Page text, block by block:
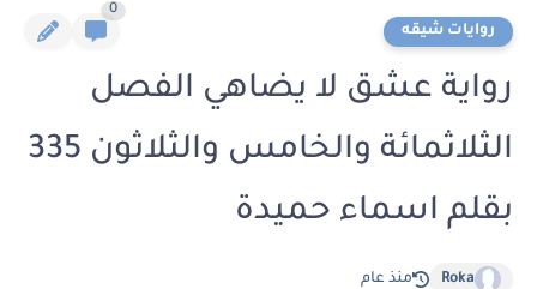
روايات شيقه
0
رواية عشق لا يضاهي الفصل
الثلاثمائة والخامس والثلاثون 335
بقلم اسماء حميدة
Roka منذ عام